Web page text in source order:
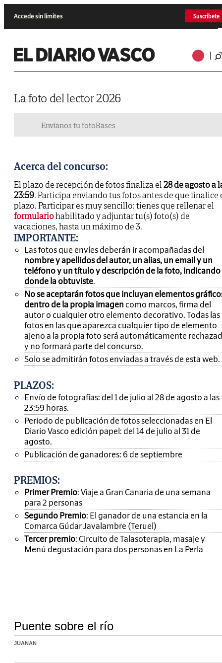
Accede sin límites Suscríbete
La foto del lector 2026
Envíanos tu fotoBases
Acerca del concurso:
El plazo de recepción de fotos finaliza el28 de agosto a
23:59. Participa enviando tus fotos antes de que finalice
plazo. Participar es muy sencillo: tienes que rellenar el
formulariohabilitado y adjuntar tu(s) foto(s) de
vacaciones, hasta un máximo de 3.
IMPORTANTE:
Las fotos que envíes deberán ir acompañadas del
nombre y apellidos del autor, un alias, un email y un
teléfono y un título y descripción de la foto, indicando
donde la obtuviste.
No se aceptarán fotos que incluyan elementos
dentro de la propia imagen como marcos, firma del
autor o cualquier otro elemento decorativo. Todas las
fotos en las que aparezca cualquier tipo de elemento
ajeno a la propia foto será automáticamente
y no formará parte del concurso.
Solo se admitirán fotos enviadas a través de esta web.
PLAZOS:
Envío de fotografías: del 1 de julio al 28 de agosto a las
23:59 horas.
Periodo de publicación de fotos seleccionadas en El
Diario Vasco edición papel: del 14 de julio al 31 de
agosto.
Publicación de ganadores: 6 de septiembre
PREMIOS:
Primer Premio: Viaje a Gran Canaria de una semana
para 2 personas
Segundo Premio: El ganador de una estancia en la
Comarca Gúdar Javalambre (Teruel)
Tercer premio: Circuito de Talasoterapia, masaje y
Menú degustación para dos personas en La Perla
Puente sobre el río
JUANAN